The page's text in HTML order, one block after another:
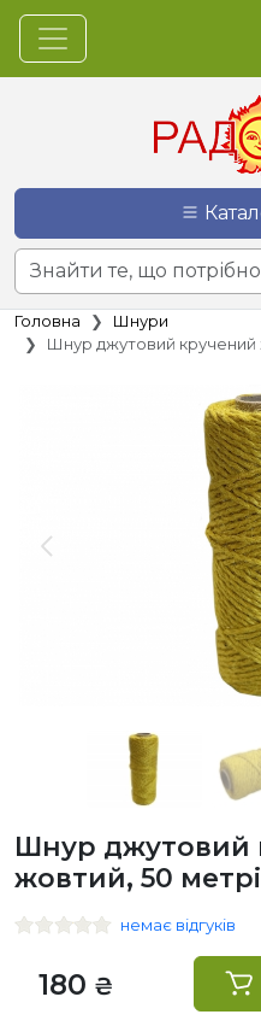
Головна
Шнури
Шнур джутовий кручений
Шнур джутовий
жовтий, 50
немає відгуків
180 ₴